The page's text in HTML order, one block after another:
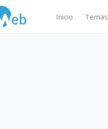
Inicio Temas